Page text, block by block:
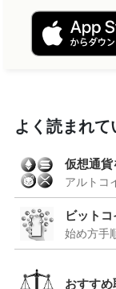
よく読まれて
仮想通
アルトコ
ビット
始め方手
おすす